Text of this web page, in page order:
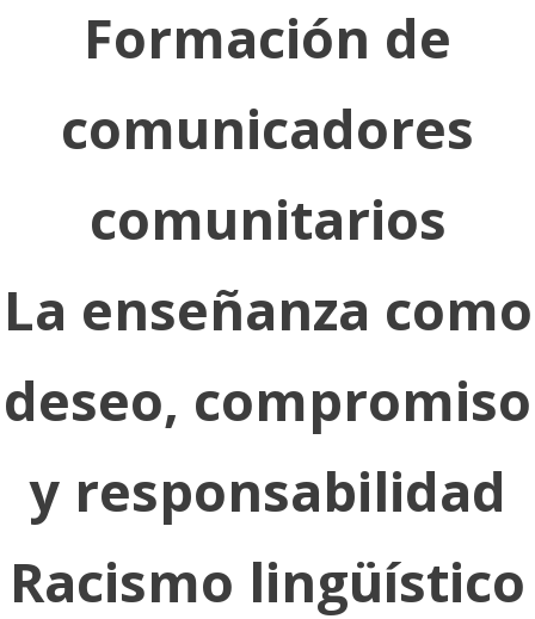
Formación de
comunicadores
comunitarios
La enseñanza como
deseo, compromiso
y responsabilidad
Racismo lingüístico